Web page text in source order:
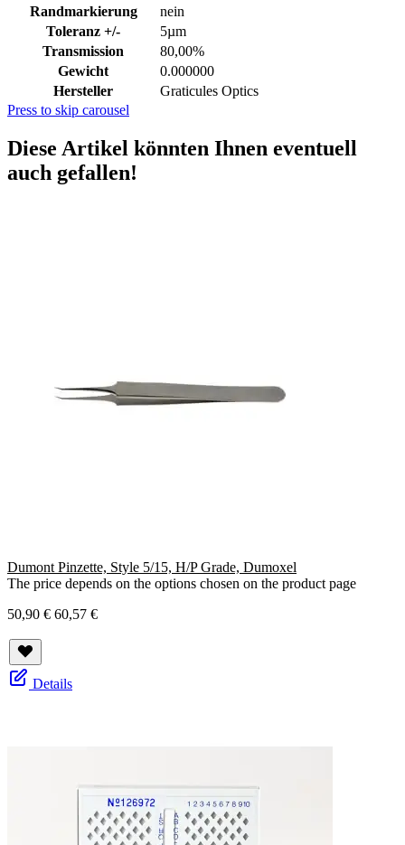
Randmarkierung
nein
Toleranz +/-
5µm
Transmission
80,00%
Gewicht
0.000000
Hersteller
Graticules Optics
Press to skip carousel
Diese Artikel könnten Ihnen eventuell
auch gefallen!
Dumont Pinzette, Style 5/15, H/P Grade, Dumoxel
The price depends on the options chosen on the product page
50,90 € 60,57 €
Details